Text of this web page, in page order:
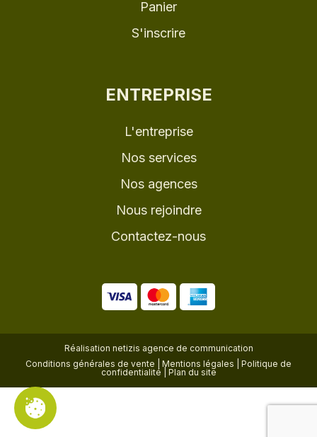
Panier
S'inscrire
ENTREPRISE
L'entreprise
Nos services
Nos agences
Nous rejoindre
Contactez-nous
Réalisation netizis agence de communication
Conditions générales de vente
Mentions légales
Politique de
confidentialité
Plan du site